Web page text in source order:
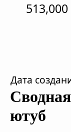
513,000
Дата
ютуб